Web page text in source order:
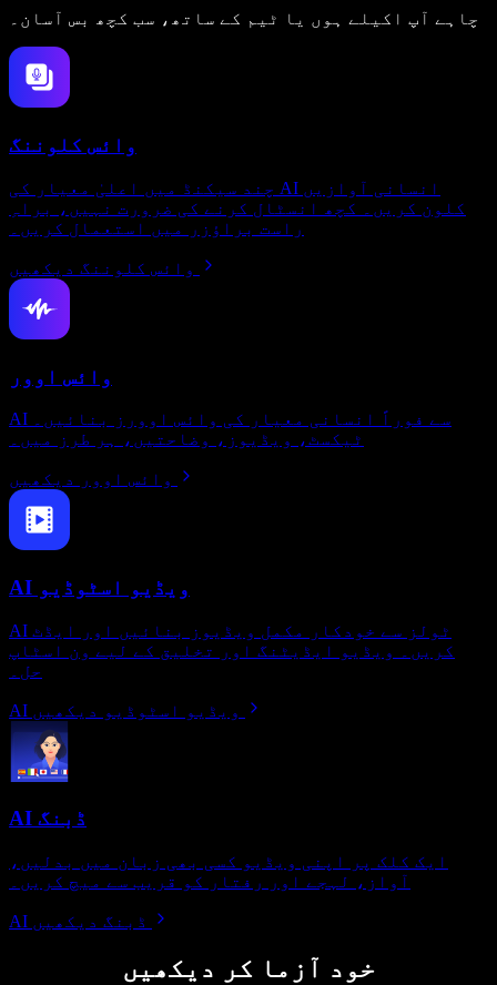
چاہے آپ اکیلے ہوں یا ٹیم کے ساتھ، سب کچھ بس آسان۔
وائس کلوننگ
چند سیکنڈ میں اعلیٰ معیار کی AI انسانی آوازیں
کلون کریں۔ کچھ انسٹال کرنے کی ضرورت نہیں، براہِ
راست براؤزر میں استعمال کریں۔
وائس کلوننگ دیکھیں
وائس اوور
AI سے فوراً انسانی معیار کی وائس اوورز بنائیں۔
ٹیکسٹ، ویڈیوز، وضاحتیں، ہر طرز میں۔
وائس اوور دیکھیں
AI ویڈیو اسٹوڈیو
AI ٹولز سے خودکار مکمل ویڈیوز بنائیں اور ایڈٹ
کریں۔ ویڈیو ایڈیٹنگ اور تخلیق کے لیے ون اسٹاپ
حل۔
AI ویڈیو اسٹوڈیو دیکھیں
AI ڈبنگ
ایک کلک پر اپنی ویڈیو کسی بھی زبان میں بدلیں،
آواز، لہجے اور رفتار کو قریب سے میچ کریں۔
AI ڈبنگ دیکھیں
خود آزما کر دیکھیں